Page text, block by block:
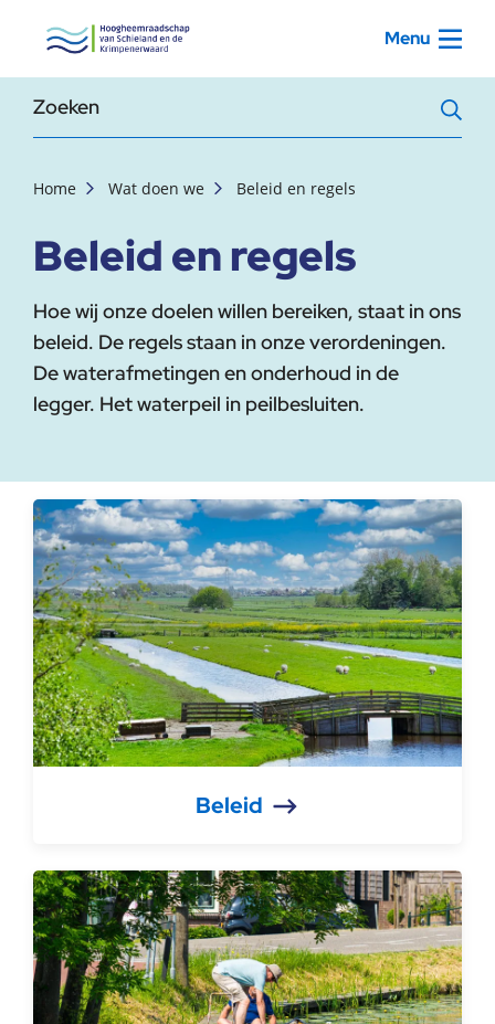
, startpagina Menu
Zoekterm
Home Wat doen we Beleid en regels
Beleid en regels
Hoe wij onze doelen willen bereiken, staat in ons
beleid. De regels staan in onze verordeningen.
De waterafmetingen en onderhoud in de
legger. Het waterpeil in peilbesluiten.
Beleid